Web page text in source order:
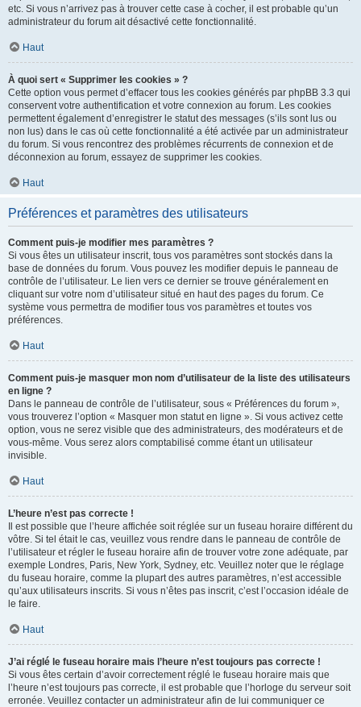
etc. Si vous n’arrivez pas à trouver cette case à cocher, il est probable qu’un
administrateur du forum ait désactivé cette fonctionnalité.
Haut
À quoi sert « Supprimer les cookies » ?
Cette option vous permet d’effacer tous les cookies générés par phpBB 3.3 qui
conservent votre authentification et votre connexion au forum. Les cookies
permettent également d’enregistrer le statut des messages (s’ils sont lus ou
non lus) dans le cas où cette fonctionnalité a été activée par un administrateur
du forum. Si vous rencontrez des problèmes récurrents de connexion et de
déconnexion au forum, essayez de supprimer les cookies.
Haut
Préférences et paramètres des utilisateurs
Comment puis-je modifier mes paramètres ?
Si vous êtes un utilisateur inscrit, tous vos paramètres sont stockés dans la
base de données du forum. Vous pouvez les modifier depuis le panneau de
contrôle de l’utilisateur. Le lien vers ce dernier se trouve généralement en
cliquant sur votre nom d’utilisateur situé en haut des pages du forum. Ce
système vous permettra de modifier tous vos paramètres et toutes vos
préférences.
Haut
Comment puis-je masquer mon nom d’utilisateur de la liste des utilisateurs
en ligne ?
Dans le panneau de contrôle de l’utilisateur, sous « Préférences du forum »,
vous trouverez l’option « Masquer mon statut en ligne ». Si vous activez cette
option, vous ne serez visible que des administrateurs, des modérateurs et de
vous-même. Vous serez alors comptabilisé comme étant un utilisateur
invisible.
Haut
L’heure n’est pas correcte !
Il est possible que l’heure affichée soit réglée sur un fuseau horaire différent du
vôtre. Si tel était le cas, veuillez vous rendre dans le panneau de contrôle de
l’utilisateur et régler le fuseau horaire afin de trouver votre zone adéquate, par
exemple Londres, Paris, New York, Sydney, etc. Veuillez noter que le réglage
du fuseau horaire, comme la plupart des autres paramètres, n’est accessible
qu’aux utilisateurs inscrits. Si vous n’êtes pas inscrit, c’est l’occasion idéale de
le faire.
Haut
J’ai réglé le fuseau horaire mais l’heure n’est toujours pas correcte !
Si vous êtes certain d’avoir correctement réglé le fuseau horaire mais que
l’heure n’est toujours pas correcte, il est probable que l’horloge du serveur soit
erronée. Veuillez contacter un administrateur afin de lui communiquer ce